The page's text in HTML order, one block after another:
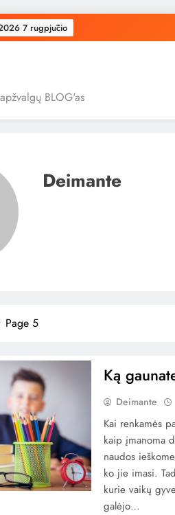
7 rugpjūčio
BLOG'as
Deimante
Page 5
Ką
Deimante
Kai renkamės
kaip įmanoma
naudos
ko jie imasi.
kurie vaikų
galėjo…